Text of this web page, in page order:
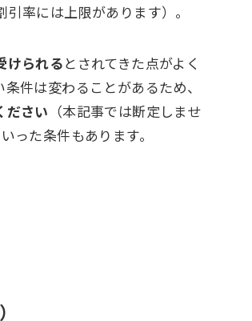
率には上限があります）。
けられるとされてきた点がよく
件は変わることがあるため、
ださい （本記事では断定しませ
った条件もあります。